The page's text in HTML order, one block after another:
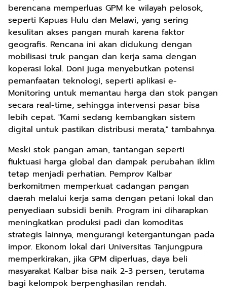
berencana memperluas GPM ke wilayah pelosok,
seperti Kapuas Hulu dan Melawi, yang sering
kesulitan akses pangan murah karena faktor
geografis. Rencana ini akan didukung dengan
mobilisasi truk pangan dan kerja sama dengan
koperasi lokal. Doni juga menyebutkan potensi
pemanfaatan teknologi, seperti aplikasi e-
Monitoring untuk memantau harga dan stok pangan
secara real-time, sehingga intervensi pasar bisa
lebih cepat. "Kami sedang kembangkan sistem
digital untuk pastikan distribusi merata," tambahnya.
Meski stok pangan aman, tantangan seperti
fluktuasi harga global dan dampak perubahan iklim
tetap menjadi perhatian. Pemprov Kalbar
berkomitmen memperkuat cadangan pangan
daerah melalui kerja sama dengan petani lokal dan
penyediaan subsidi benih. Program ini diharapkan
meningkatkan produksi padi dan komoditas
strategis lainnya, mengurangi ketergantungan pada
impor. Ekonom lokal dari Universitas Tanjungpura
memperkirakan, jika GPM diperluas, daya beli
masyarakat Kalbar bisa naik 2-3 persen, terutama
bagi kelompok berpenghasilan rendah.